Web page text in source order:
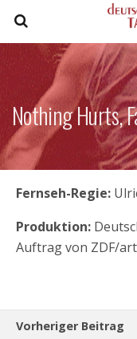
Nothing Hurts,
Fernseh-Regie:
Produktion:
Auftrag von ZDF/
Vorheriger Beitrag